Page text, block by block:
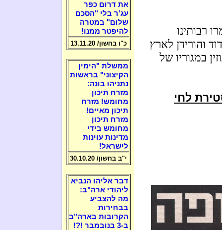
רבותינו
והורידן לארץ
במגוריו של
לחי
את דרום כפר
עג'ר בלי "הסכם
שלום" במטרה
להיפטר ממנו!
כ"ו בחשון/ 13.11.20
ממשלת "הימין
הקיצוני" בראשות
נתניהו בונה:
מזרח תיכון
מחומש! מזרח
תיכון מאיים!
מזרח תיכון
מחומש בידי
מדינות עוינות
לישראל!
י"ב בחשון/ 30.10.20
דבר אליהו הנביא
ליהודי ארה"ב:
מה להצביע
בבחירות
הקרובות בארה"ב
ב-3 בנובמבר !?!